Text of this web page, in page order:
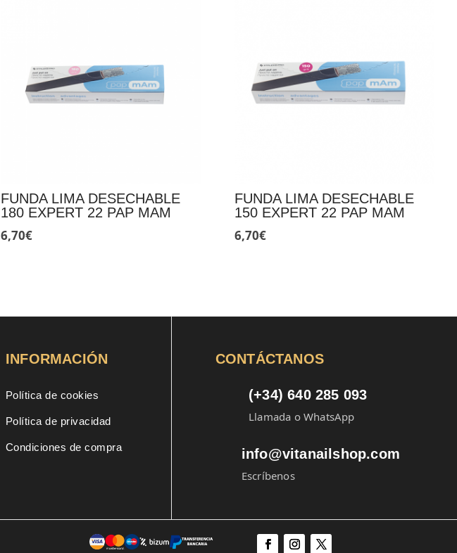
FUNDA LIMA DESECHABLE
180 EXPERT 22 PAP MAM
6,70€
FUNDA LIMA DESECHABLE
150 EXPERT 22 PAP MAM
6,70€
INFORMACIÓN
Política de cookies
Política de privacidad
Condiciones de compra
CONTÁCTANOS
(+34) 640 285 093
Llamada o WhatsApp
info@vitanailshop.com
Escríbenos